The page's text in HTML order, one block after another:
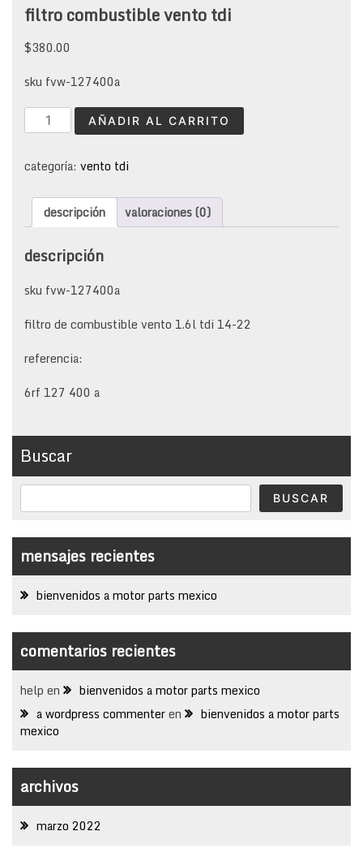
filtro combustible vento tdi
$380.00
sku fvw-127400a
filtro
combustible
tdi
AÑADIR AL CARRITO
categoría: vento tdi
descripción valoraciones (0)
descripción
sku fvw-127400a
filtro de combustible vento 1.6l tdi 14-22
referencia:
6rf 127 400 a
Buscar
BUSCAR
mensajes recientes
bienvenidos a motor parts mexico
comentarios recientes
help en
bienvenidos a motor parts mexico
a wordpress commenteren
bienvenidos a motor parts
mexico
archivos
marzo 2022